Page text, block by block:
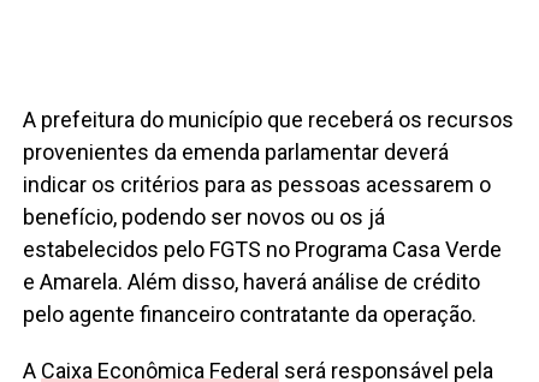
A prefeitura do município que receberá os recursos
provenientes da emenda parlamentar deverá
indicar os critérios para as pessoas acessarem o
benefício, podendo ser novos ou os já
estabelecidos pelo FGTS no Programa Casa Verde
e Amarela. Além disso, haverá análise de crédito
pelo agente financeiro contratante da operação.
A Caixa Econômica Federal será responsável pela